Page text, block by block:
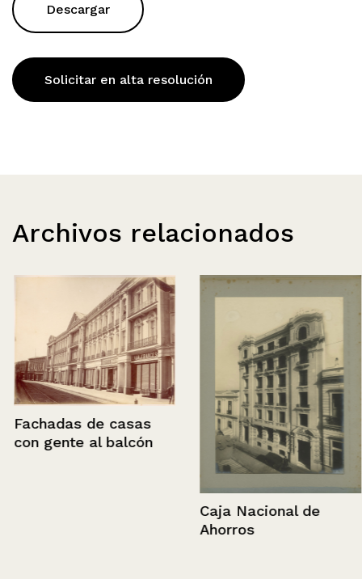
Descargar
Solicitar en alta resolución
Archivos relacionados
Fachadas de casas
con gente al balcón
Caja Nacional de
Ahorros